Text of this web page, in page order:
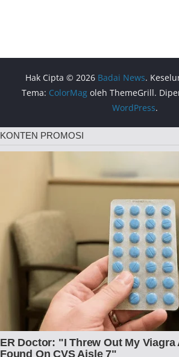
Hak Cipta © 2026 Badai News.
Tema: ColorMag oleh ThemeGrill.
WordPress.